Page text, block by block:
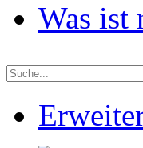
Was ist